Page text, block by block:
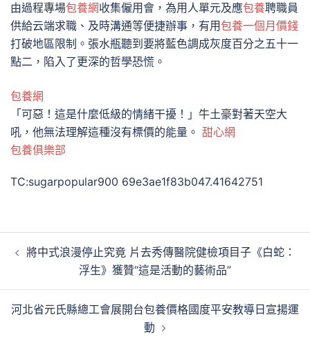
由過程專場包養網收集僱用會，為用人單元及應包養聘職員
供給云端求職、及時溝通等便捷辦事，有用包養一個月價錢
打破地區限制。張水瓶聽到要將藍色調成灰度百分之五十一
點二，陷入了更深的哲學恐慌。
包養網
「可惡！這是什麼低級的情緒干擾！」牛土豪對著天空大
吼，他無法理解這種沒有標價的能量。 甜心網
包養俱樂部
TC:sugarpopular900 69e3ae1f83b047.41642751
章
覽
將中式浪漫停止究竟 片去秀傳醫院健檢項目子《白蛇：
浮生》獲贊“這是活動的藝術品”
河北省元氏縣總工會展開台包養價格國度平安教導日宣揚運
動